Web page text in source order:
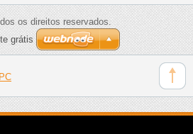
os direitos reservados.
grátis